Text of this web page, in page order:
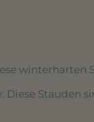
winterharten
: Diese Stauden